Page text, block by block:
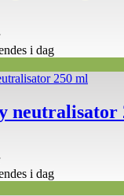
i dag
neutralisator
i dag